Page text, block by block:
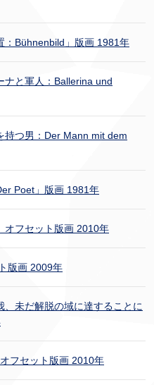
：Bühnenbild」版画 1981年
ナと軍人：Ballerina und
持つ男：Der Mann mit dem
Poet」版画 1981年
オフセット版画 2010年
版画 2009年
未だ解脱の域に達することに
フセット版画 2010年